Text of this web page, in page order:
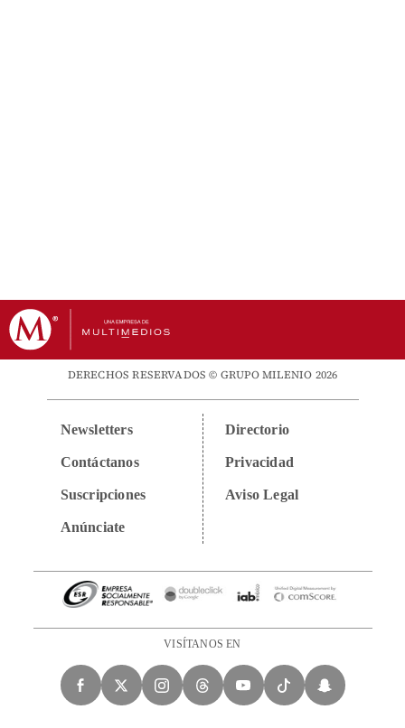
DERECHOS RESERVADOS © GRUPO MILENIO 2026
Newsletters
Contáctanos
Suscripciones
Anúnciate
Directorio
Privacidad
Aviso Legal
VISÍTANOS EN